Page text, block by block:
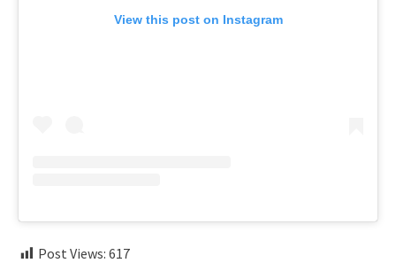
View this post on Instagram
Post Views: 617